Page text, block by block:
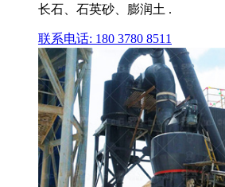
长石、石英砂、膨润土 .
联系电话: 180 3780 8511